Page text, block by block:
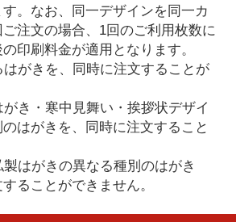
。なお、同一デザインを同一カ
注文の場合、1回のご利用枚数に
印刷料金が適用となります。
がきを、同時に注文することが
き・寒中見舞い・挨拶状デザイ
はがきを、同時に注文すること
はがきの異なる種別のはがき
ることができません。